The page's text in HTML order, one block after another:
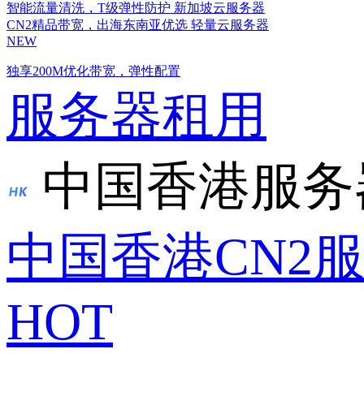
智能流量清洗，T级弹性防护 新加坡云服务器
CN2精品带宽，出海东南亚优选 轻量云服务器
NEW
独享200M优化带宽，弹性配置
服务器租用
中国香港服
中国香港CN2
HOT